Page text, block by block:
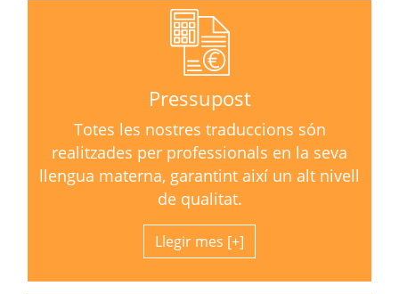
Pressupost
Totes les nostres traduccions són
realitzades per professionals en la seva
llengua materna, garantint així un alt nivell
de qualitat.
Llegir mes